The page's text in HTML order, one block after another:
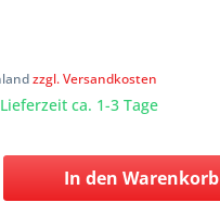
zzgl. Versandkosten
ca. 1-3 Tage
In den Warenkorb